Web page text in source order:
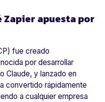
Zapier apuesta por
fue creado
por desarrollar
Claude, y lanzado en
convertido rápidamente
a cualquier empresa